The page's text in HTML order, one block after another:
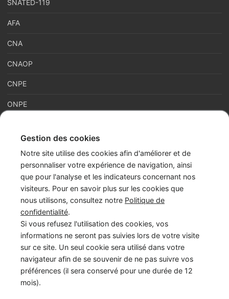
Gestion des cookies
Notre site utilise des cookies afin d'améliorer et de
personnaliser votre expérience de navigation, ainsi
que pour l'analyse et les indicateurs concernant nos
visiteurs. Pour en savoir plus sur les cookies que
nous utilisons, consultez notre Politique de
confidentialité.
Si vous refusez l'utilisation des cookies, vos
informations ne seront pas suivies lors de votre visite
sur ce site. Un seul cookie sera utilisé dans votre
navigateur afin de se souvenir de ne pas suivre vos
préférences (il sera conservé pour une durée de 12
mois).
SNATED-119
AFA
CNA
CNAOP
CNPE
ONPE
France Enfance Protégée, mis en place le 5 janvier 2023,
regroupe en son sein plusieurs acteurs de la prévention et de la
protection et de la prévention de l’enfance : adoption, enfance
en danger et accès aux origines personnelles. Cette maison
commune assure les missions du Service National d’Accueil
Téléphonique de l’Enfance en Danger – numéro 119 (SNATED-
119), de l’Agence Française de l’Adoption (AFA), de
l’Observatoire National de la Protection de l’Enfance (ONPE).
Également, France Enfance Protégée assure les secrétariats du
Conseil National pour l’Accès aux Origines Personnelles
(CNAOP), du Conseil National de la Protection de l’Enfance
(CNPE) et du Conseil National de l’Adoption (CNA).